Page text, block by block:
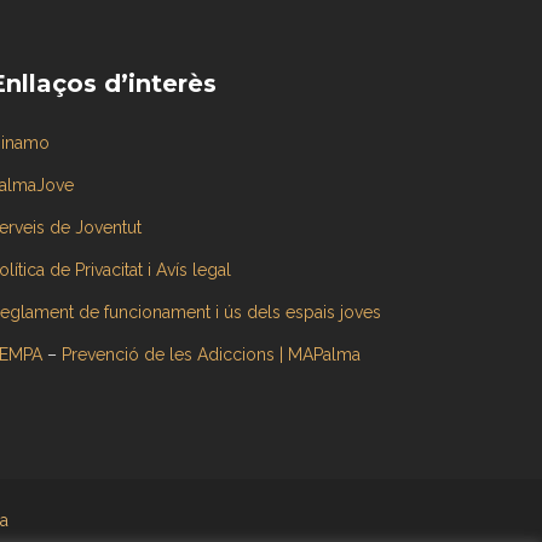
d’interès
de Joventut
de Privacitat i Avís legal
de funcionament i ús dels espais joves
– Prevenció de les Adiccions | MAPalma